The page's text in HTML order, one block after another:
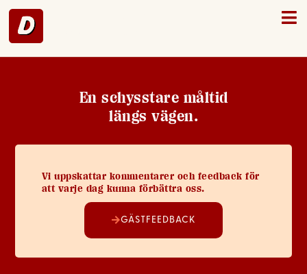
Gävle – 48
En schysstare måltid
längs vägen.
Vi uppskattar kommentarer och feedback för
att varje dag kunna förbättra oss.
GÄSTFEEDBACK